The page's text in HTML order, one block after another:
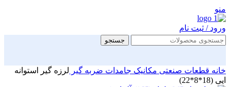
منو
ورود / ثبت نام
جستجو
خانه قطعات صنعتی مکانیک جامدات ضربه گیر لرزه گیر استوانه
ایی (18*8*22)